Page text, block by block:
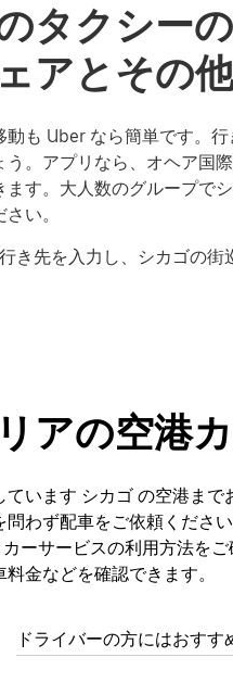
タクシー
アとその
動も Uber なら簡単です。
う。アプリなら、オヘア国
ます。大人数のグループで
い。
き先を入力し、シカゴの街
アの空港
ています シカゴ の空港ま
問わず配車をご依頼くださ
ーサービスの利用方法を
金などを確認できます。
ドライバーの方にはおす